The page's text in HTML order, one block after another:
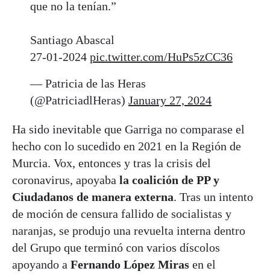
que no la tenían.”
Santiago Abascal
27-01-2024 pic.twitter.com/HuPs5zCC36
— Patricia de las Heras
(@PatriciadlHeras) January 27, 2024
Ha sido inevitable que Garriga no comparase el
hecho con lo sucedido en 2021 en la Región de
Murcia. Vox, entonces y tras la crisis del
coronavirus, apoyaba la coalición de PP y
Ciudadanos de manera externa. Tras un intento
de moción de censura fallido de socialistas y
naranjas, se produjo una revuelta interna dentro
del Grupo que terminó con varios díscolos
apoyando a Fernando López Miras en el